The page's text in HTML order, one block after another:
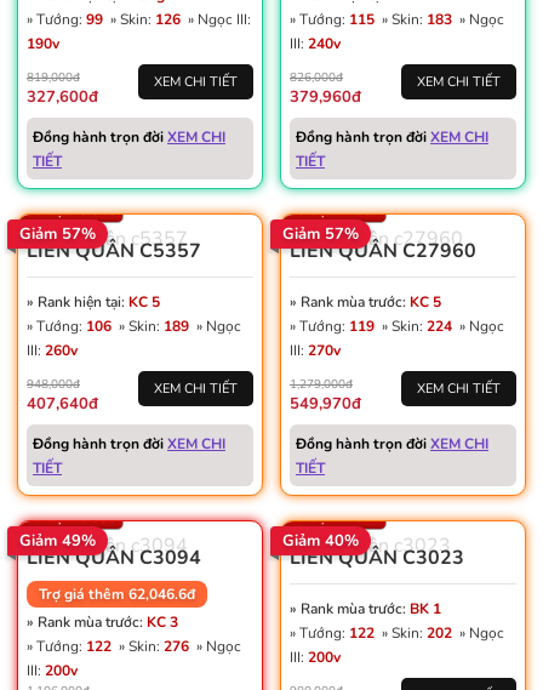
» Tướng: 99 » Skin: 126 » Ngọc III:
190v
819,000đ
327,600đ
XEM CHI TIẾT
Đồng hành trọn đờiXEM CHI
TIẾT
» Tướng: 115 » Skin: 183
III: 240v
826,000đ
379,960đ
XEM CHI TIẾT
Đồng hành trọn đờiXEM CHI
TIẾT
Giảm 57%
Vàng: 208K
Dấu ấn: 6
Thẻ đổi tên: 9
Số trận: 3.348
LIÊN QUÂN C5357
» Rank hiện tại:
KC 5
» Tướng: 106 » Skin: 189
III: 260v
948,000đ
407,640đ
XEM CHI TIẾT
Đồng hành trọn đờiXEM CHI
TIẾT
Giảm 57%
Win: 55%
Dấu ấn: 8
Thẻ đổi tên: 4
Số trận: 4.687
LIÊN QUÂN C27960
» Rank mùa trước:
KC 5
» Tướng: 119 » Skin: 224
III: 270v
1,279,000đ
549,970đ
XEM CHI TIẾT
Đồng hành trọn đờiXEM CHI
TIẾT
Giảm 49%
Vàng: 319K
Dấu ấn: 13
Thẻ đổi tên: 6
Số trận: 6.830
LIÊN QUÂN C3094
Trợ giá thêm 62,046.6đ
» Rank mùa trước:
KC 3
» Tướng: 122 » Skin: 276
III: 200v
Giảm 40%
Vàng: 219K
Dấu ấn: 4
Thẻ đổi tên: 22
Số trận: 4.571
LIÊN QUÂN C3023
» Rank mùa trước:
BK 1
» Tướng: 122 » Skin: 202
III: 200v